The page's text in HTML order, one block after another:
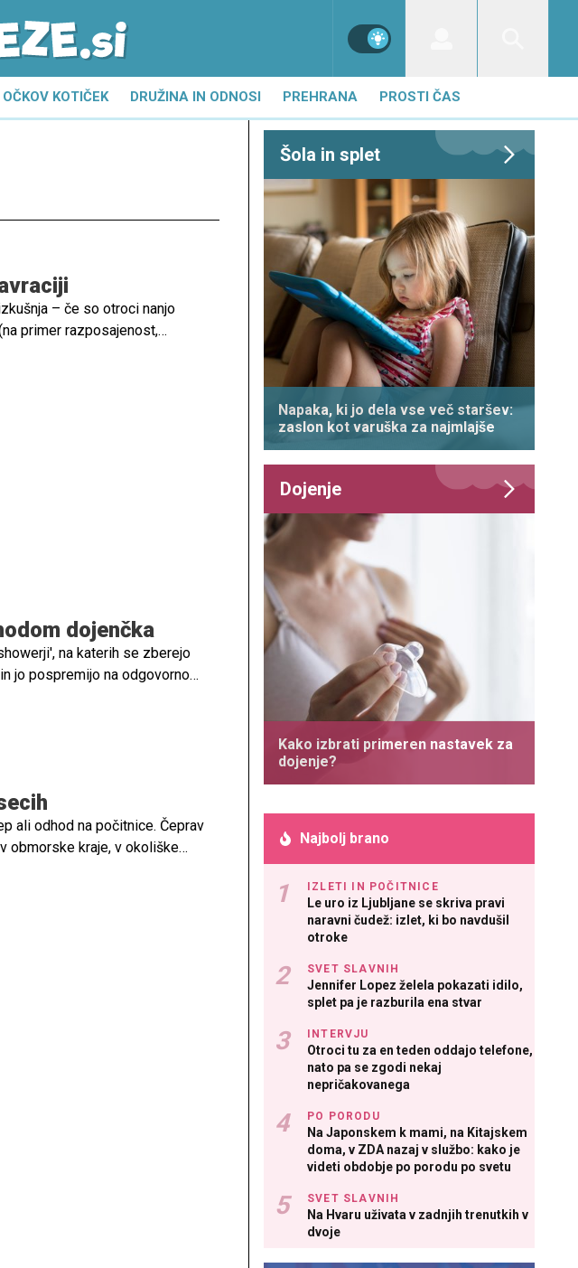
OČKOV KOTIČEK DRUŽINA IN ODNOSI PREHRANA PROSTI ČAS
– če so otroci nanjo
primer razposajenost,
dojenčka
na katerih se zberejo
jo pospremijo na odgovorno
ali odhod na počitnice. Čeprav
obmorske kraje, v okoliške
Šola in splet
Napaka, ki jo dela vse več staršev:
zaslon kot varuška za najmlajše
Dojenje
Kako izbrati primeren nastavek za
dojenje?
Najbolj brano
IZLETI IN POČITNICE
Le uro iz Ljubljane se skriva pravi
naravni čudež: izlet, ki bo navdušil
otroke
SVET SLAVNIH
Jennifer Lopez želela pokazati idilo,
splet pa je razburila ena stvar
INTERVJU
Otroci tu za en teden oddajo telefone,
nato pa se zgodi nekaj
nepričakovanega
PO PORODU
Na Japonskem k mami, na Kitajskem
doma, v ZDA nazaj v službo: kako je
videti obdobje po porodu po svetu
SVET SLAVNIH
Na Hvaru uživata v zadnjih trenutkih v
dvoje